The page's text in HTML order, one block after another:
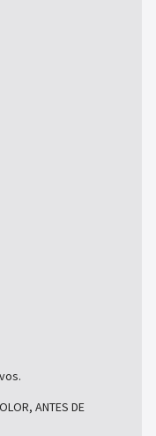
ANTES DE